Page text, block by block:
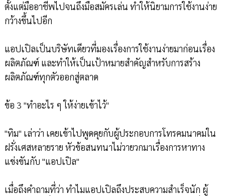
ตั้งแต่มืออาชีพไปจนถึงมือสมัครเล่น ทำให้นิยามการใช้งานง่าย
กว้างขึ้นไปอีก
แอปเปิลเป็นบริษัทเดียวที่มองเรื่องการใช้งานง่ายมาก่อนเรื่อง
ผลิตภัณฑ์ และทำให้เป็นเป้าหมายสำคัญสำหรับการสร้าง
ผลิตภัณฑ์ทุกตัวออกสู่ตลาด
ข้อ 3 "ทำอะไร ๆ ให้ง่ายเข้าไว้"
"ทิม" เล่าว่า เคยเข้าไปพูดคุยกับผู้ประกอบการโทรคมนาคมใน
ฝรั่งเศสหลายราย หัวข้อสนทนาไม่วายวกมาเรื่องการหาทาง
แข่งขันกับ "แอปเปิล"
เมื่อถึงคำถามที่ว่า ทำไมแอปเปิลถึงประสบความสำเร็จนัก ผู้